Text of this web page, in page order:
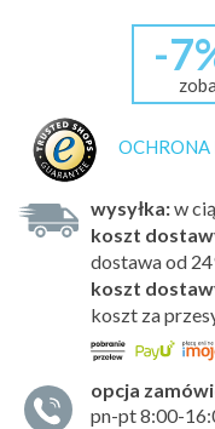
-
OCHRONA
wysyłka:w
koszt
dostawa od
koszt
koszt za
opcja
pn-pt 8:00-